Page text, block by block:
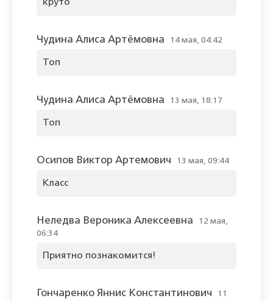
круто
Чудина Алиса Артёмовна 14 мая, 04:42
Топ
Чудина Алиса Артёмовна 13 мая, 18:17
Топ
Осипов Виктор Артемович 13 мая, 09:44
Класс
Неледва Вероника Алексеевна
12 мая,
06:34
Приятно познакомится!
Гончаренко Яннис Константинович
11